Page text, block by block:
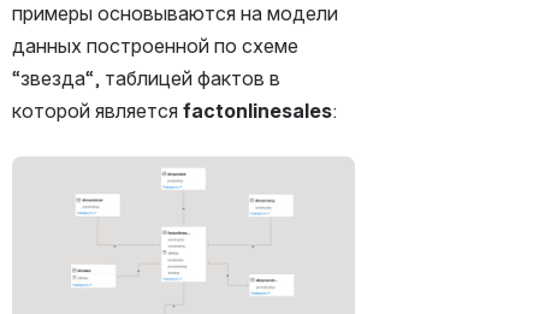
примеры основываются на модели
данных построенной по схеме
“звезда“, таблицей фактов в
которой является factonlinesales: